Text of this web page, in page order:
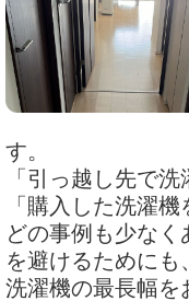
す。
「引っ越し先で
「購入した洗濯
どの事例も少な
を避けるためにも
洗濯機の最長幅を